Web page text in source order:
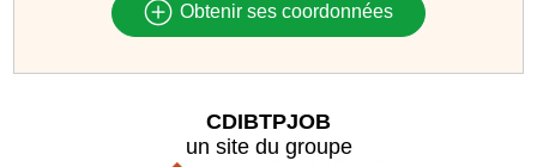
Obtenir ses coordonnées
CDIBTPJOB
un site du groupe